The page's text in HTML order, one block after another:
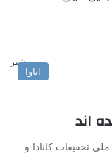
بیشتر
اتاوا
اند
تحقیقات کانادا و